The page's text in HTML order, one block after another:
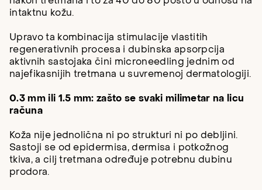
intaktnu kožu.
Upravo ta kombinacija stimulacije vlastitih
regenerativnih procesa i dubinska apsorpcija
aktivnih sastojaka čini microneedling jednim od
najefikasnijih tretmana u suvremenoj dermatologiji.
0.3 mm ili 1.5 mm: zašto se svaki milimetar na licu
računa
Koža nije jednolična ni po strukturi ni po debljini.
Sastoji se od epidermisa, dermisa i potkožnog
tkiva, a cilj tretmana određuje potrebnu dubinu
prodora.